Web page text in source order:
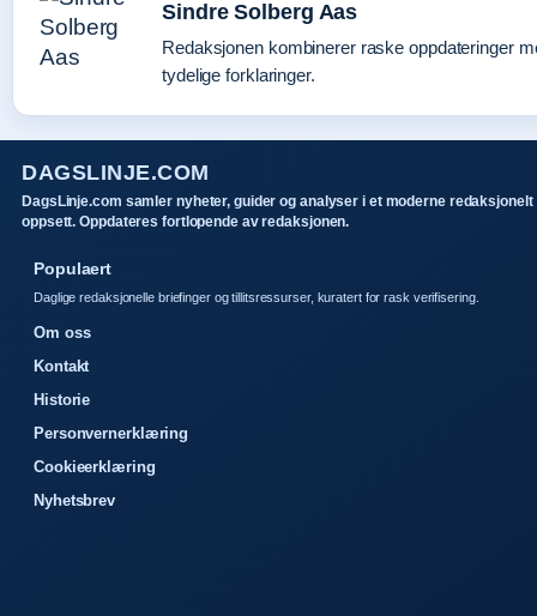
Sindre Solberg Aas
Redaksjonen kombinerer raske oppdateringer
tydelige forklaringer.
DAGSLINJE.COM
DagsLinje.com samler nyheter, guider og analyser i et moderne redaksjonelt
oppsett. Oppdateres fortlopende av redaksjonen.
Populaert
Daglige redaksjonelle briefinger og tillitsressurser, kuratert for rask verifisering.
Om oss
Kontakt
Historie
Personvernerklæring
Cookieerklæring
Nyhetsbrev